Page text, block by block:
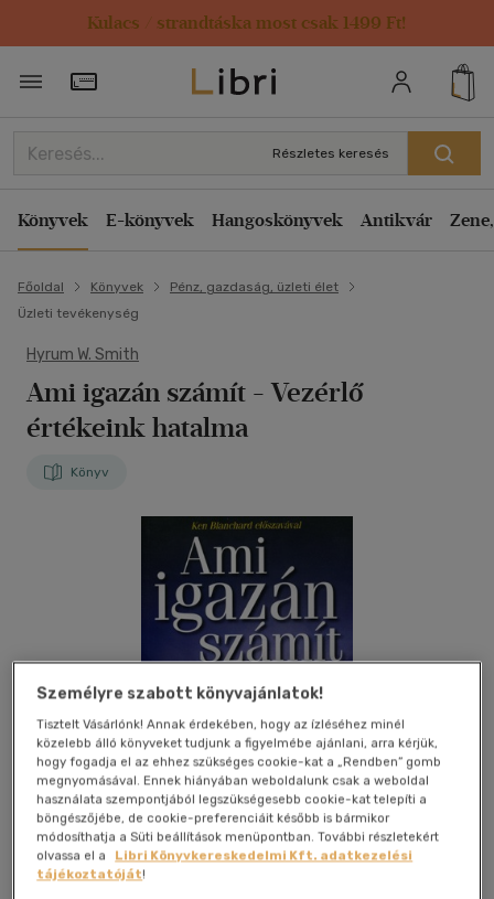
Kulacs / strandtáska most csak 1499 Ft!
Törzsvásárlói Kártya adatai
Részletes keresés
Könyvek E-könyvek Hangoskönyvek Antikvár
Főoldal Könyvek
Pénz, gazdaság, üzleti élet
Üzleti tevékenység
Hyrum W. Smith
Ami igazán számít - Vezérlő
értékeink hatalma
Könyv
Személyre szabott könyvajánlatok!
Tisztelt Vásárlónk! Annak érdekében, hogy az ízléséhez minél
közelebb álló könyveket tudjunk a figyelmébe ajánlani, arra kérjük,
hogy fogadja el az ehhez szükséges cookie-kat a „Rendben” gomb
megnyomásával. Ennek hiányában weboldalunk csak a weboldal
használata szempontjából legszükségesebb cookie-kat telepíti a
böngészőjébe, de cookie-preferenciáit később is bármikor
módosíthatja a Süti beállítások menüpontban. További részletekért
olvassa el a
Libri Könyvkereskedelmi Kft. adatkezelési
tájékoztatóját!